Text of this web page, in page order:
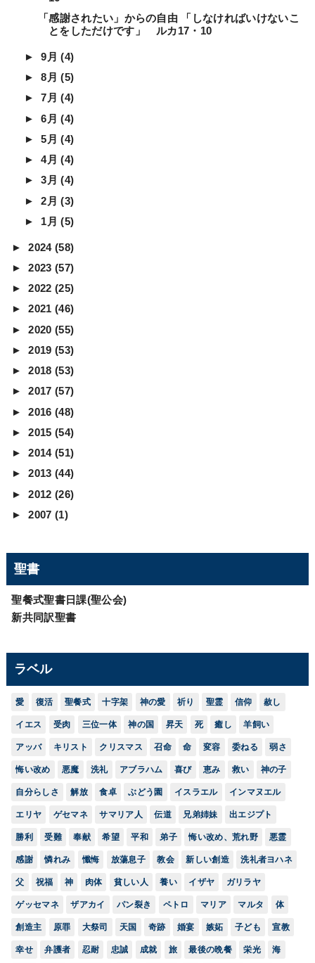
「感謝されたい」からの自由 「しなければいけないこ
とをしただけです」 ルカ17・10
►9月(4)
►8月(5)
►7月(4)
►6月(4)
►5月(4)
►4月(4)
►3月(4)
►2月(3)
► 1月(5)
►2024(58)
►2023(57)
►2022(25)
►2021(46)
►2020(55)
►2019(53)
►2018(53)
►2017(57)
►2016(48)
►2015(54)
►2014(51)
►2013(44)
►2012(26)
►2007(1)
聖書
聖餐式聖書日課(聖公会)
新共同訳聖書
ラベル
愛 復活 聖餐式 十字架 神の愛 祈り 聖霊 信仰 赦し
イエス 受肉 三位一体 神の国 昇天 死 癒し 羊飼い
アッバ キリスト クリスマス 召命 命 変容 委ねる 弱さ
悔い改め 悪魔 洗礼 アブラハム 喜び 恵み 救い 神の子
自分らしさ 解放 食卓 ぶどう園 イスラエル インマヌエル
エリヤ ゲセマネ サマリア人 伝道 兄弟姉妹 出エジプト
勝利 受難 奉献 希望 平和 弟子 悔い改め、荒れ野 悪霊
感謝 憐れみ 懺悔 放蕩息子 教会 新しい創造 洗礼者ヨハネ
父 祝福 神 肉体 貧しい人 養い イザヤ ガリラヤ
ゲッセマネ ザアカイ パン裂き ペトロ マリア マルタ 体
創造主 原罪 大祭司 天国 奇跡 婚宴 嫉妬 子ども 宣教
幸せ 弁護者 忍耐 忠誠 成就 旅 最後の晩餐 栄光 海